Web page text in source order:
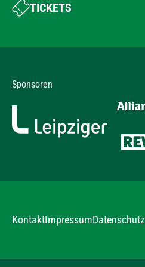
TICKETS
Sponsoren
KontaktImpressumDatenschutz